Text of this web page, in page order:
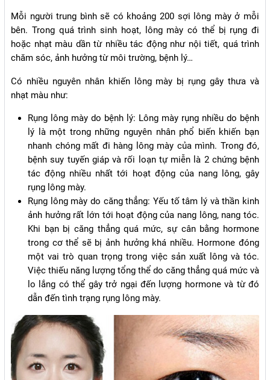
Mỗi người trung bình sẽ có khoảng 200 sợi lông mày ở mỗi
bên. Trong quá trình sinh hoạt, lông mày có thể bị rụng đi
hoặc nhạt màu dần từ nhiều tác động như nội tiết, quá trình
chăm sóc, ảnh hưởng từ môi trường, bệnh lý…
Có nhiều nguyên nhân khiến lông mày bị rụng gây thưa và
nhạt màu như:
Rụng lông mày do bệnh lý: Lông mày rụng nhiều do bệnh
lý là một trong những nguyên nhân phổ biến khiến bạn
nhanh chóng mất đi hàng lông mày của mình. Trong đó,
bệnh suy tuyến giáp và rối loạn tự miễn là 2 chứng bệnh
tác động nhiều nhất tới hoạt động của nang lông, gây
rụng lông mày.
Rụng lông mày do căng thẳng: Yếu tố tâm lý và thần kinh
ảnh hưởng rất lớn tới hoạt động của nang lông, nang tóc.
Khi bạn bị căng thẳng quá mức, sự cân bằng hormone
trong cơ thể sẽ bị ảnh hưởng khá nhiều. Hormone đóng
một vai trò quan trọng trong việc sản xuất lông và tóc.
Việc thiếu năng lượng tổng thể do căng thẳng quá mức và
lo lắng có thể gây trở ngại đến lượng hormone và từ đó
dẫn đến tình trạng rụng lông mày.